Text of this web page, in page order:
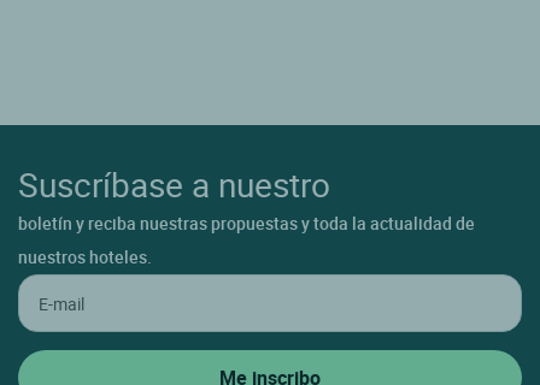
Suscríbase a nuestro
boletín y reciba nuestras propuestas y toda la actualidad de
nuestros hoteles.